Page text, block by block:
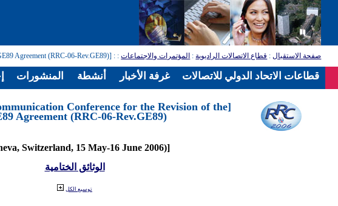
صفحة الاستقبال: قطاع الاتصالات الراديوية: المؤتمرات والاجتماعات:
: [Regional Radiocommunication Conference for the Revision of the GE89 Agreement (RRC-06-Rev.GE89)]
Conference for the Revision of the
Agreement (RRC-06-Rev.GE89)]
[(Geneva, Switzerland, 15 May-16 June 2006)]
الوثائق الختامية
توسيع الكل
المنشورات أنشطة غرفة الأخبار قطاعات الاتحاد الدولي للاتصالات